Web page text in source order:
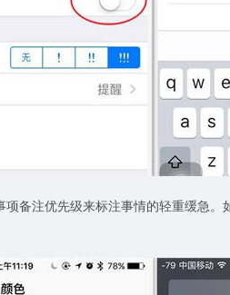
备注优先级来标注事情的轻重缓急